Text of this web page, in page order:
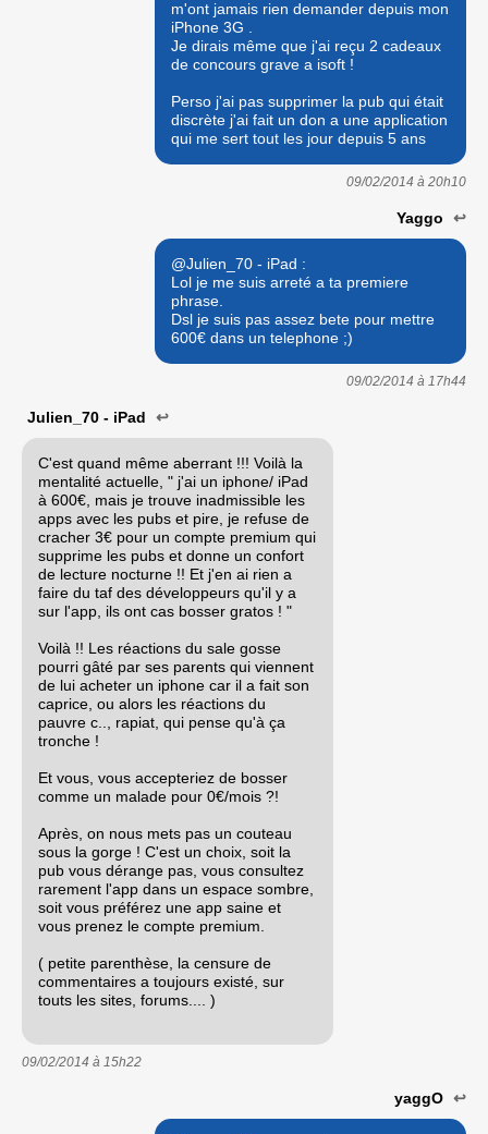
m'ont jamais rien demander depuis mon
iPhone 3G .
Je dirais même que j'ai reçu 2 cadeaux
de concours grave a isoft !
Perso j'ai pas supprimer la pub qui était
discrète j'ai fait un don a une application
qui me sert tout les jour depuis 5 ans
09/02/2014 à 20h10
Yaggo ↩
@Julien_70 - iPad :
Lol je me suis arreté a ta premiere
phrase.
Dsl je suis pas assez bete pour mettre
600€ dans un telephone ;)
09/02/2014 à 17h44
Julien_70 - iPad ↩
C'est quand même aberrant !!! Voilà la
mentalité actuelle, " j'ai un iphone/ iPad
à 600€, mais je trouve inadmissible les
apps avec les pubs et pire, je refuse de
cracher 3€ pour un compte premium qui
supprime les pubs et donne un confort
de lecture nocturne !! Et j'en ai rien a
faire du taf des développeurs qu'il y a
sur l'app, ils ont cas bosser gratos ! "
Voilà !! Les réactions du sale gosse
pourri gâté par ses parents qui viennent
de lui acheter un iphone car il a fait son
caprice, ou alors les réactions du
pauvre c.., rapiat, qui pense qu'à ça
tronche !
Et vous, vous accepteriez de bosser
comme un malade pour 0€/mois ?!
Après, on nous mets pas un couteau
sous la gorge ! C'est un choix, soit la
pub vous dérange pas, vous consultez
rarement l'app dans un espace sombre,
soit vous préférez une app saine et
vous prenez le compte premium.
( petite parenthèse, la censure de
commentaires a toujours existé, sur
touts les sites, forums.... )
09/02/2014 à 15h22
yaggO ↩